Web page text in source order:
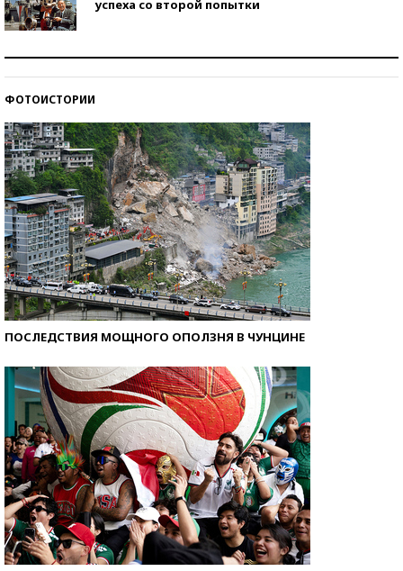
успеха со второй попытки
ФОТОИСТОРИИ
ПОСЛЕДСТВИЯ МОЩНОГО ОПОЛЗНЯ В ЧУНЦИНЕ